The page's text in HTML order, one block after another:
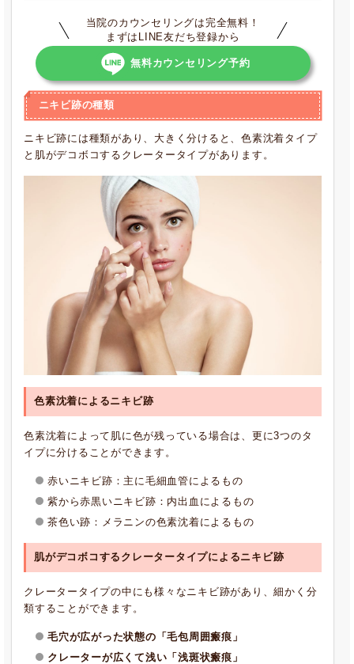
当院のカウンセリングは完全無料！
まずはLINE友だち登録から
無料カウンセリング予約
ニキビ跡の種類
ニキビ跡には種類があり、大きく分けると、色素沈着タイプ
と肌がデコボコするクレータータイプがあります。
色素沈着によるニキビ跡
色素沈着によって肌に色が残っている場合は、更に3つのタ
イプに分けることができます。
赤いニキビ跡：主に毛細血管によるもの
紫から赤黒いニキビ跡：内出血によるもの
茶色い跡：メラニンの色素沈着によるもの
肌がデコボコするクレータータイプによるニキビ跡
クレータータイプの中にも様々なニキビ跡があり、細かく分
類することができます。
毛穴が広がった状態の「毛包周囲瘢痕」
クレーターが広くて浅い「浅斑状瘢痕」